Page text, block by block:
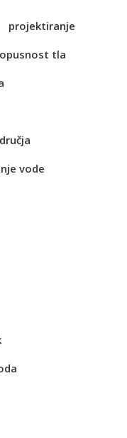
projektiranje
tla
vode